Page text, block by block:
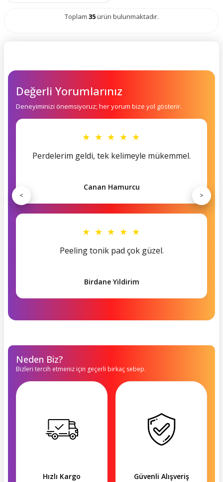
Toplam 35ürün bulunmaktadır.
Değerli Yorumlarınız
Deneyiminizi önemsiyoruz; her yorum bize yol gösterir.
★ ★ ★ ★ ★
Perdelerim geldi, tek kelimeyle mükemmel.
Canan Hamurcu
★ ★ ★ ★ ★
Peeling tonik pad çok güzel.
Birdane Yildirim
< >
Neden Biz?
Bizleri tercih etmeniz için geçerli birkaç sebep.
Hızlı Kargo Güvenli Alışveriş